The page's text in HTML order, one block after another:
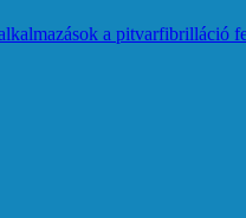
a pitvarfibrilláció